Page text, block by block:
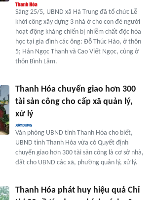
Sáng 25/5, UBND xã Hà Trung đã tổ chức Lễ
khởi công xây dựng 3 nhà ở cho con đẻ người
hoạt động kháng chiến bị nhiễm chất độc hóa
học tại gia đình các ông: Đỗ Thúc Hào, ở thôn
5; Hán Ngọc Thanh và Cao Viết Ngọc, cùng ở
thôn Bình Lâm.
Thanh Hóa chuyển giao hơn 300
tài sản công cho cấp xã quản lý,
xử lý
Văn phòng UBND tỉnh Thanh Hóa cho biết,
UBND tỉnh Thanh Hóa vừa có Quyết định
chuyển giao hơn 300 tài sản công là cơ sở nhà,
đất cho UBND các xã, phường quản lý, xử lý.
Thanh Hóa phát huy hiệu quả Chỉ